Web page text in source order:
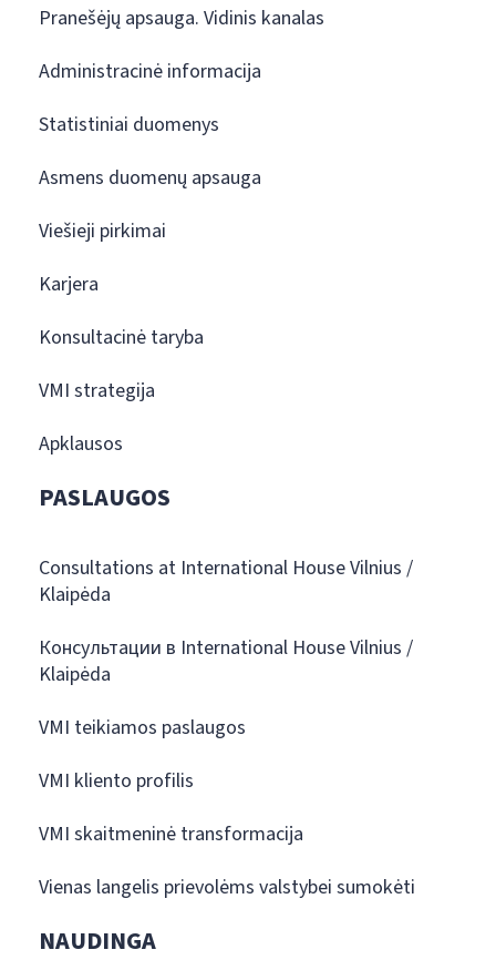
Pranešėjų apsauga. Vidinis kanalas
Administracinė informacija
Statistiniai duomenys
Asmens duomenų apsauga
Viešieji pirkimai
Karjera
Konsultacinė taryba
VMI strategija
Apklausos
PASLAUGOS
Consultations at International House Vilnius /
Klaipėda
Консультации в International House Vilnius /
Klaipėda
VMI teikiamos paslaugos
VMI kliento profilis
VMI skaitmeninė transformacija
Vienas langelis prievolėms valstybei sumokėti
NAUDINGA